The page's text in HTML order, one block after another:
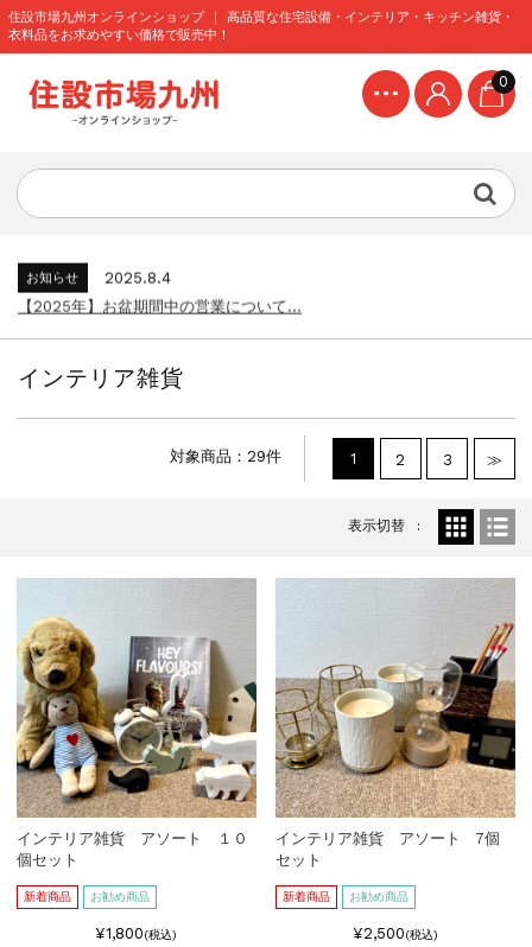
住設市場九州オンラインショップ ｜ 高品質な住宅設備・インテリア・キッチン雑貨・
衣料品をお求めやすい価格で販売中！
0
お知らせ
2024.8.9
【2024年】お盆期間中の営業について...
配送料金を変更いたしました...
お知らせ
2025.12.11
お知らせ
2025.8.4
【2025年】お盆期間中の営業について...
お知らせ
2024.8.9
【2024年】お盆期間中の営業について...
【2025年】お盆期間中の営業について...
お知らせ
年末年始期間中の営業について...
お知らせ
2024.8.9
【2024年】お盆期間中の営業について...
インテリア雑貨
1 2 3 ≫
対象商品：29件
表示切替
インテリア雑貨 アソート １０
個セット
新着商品 お勧め商品
¥1,800(税込)
インテリア雑貨 アソート 7個
セット
新着商品 お勧め商品
¥2,500(税込)